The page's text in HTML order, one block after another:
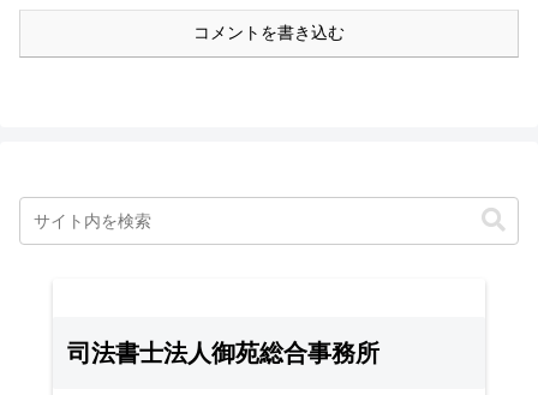
コメントを書き込む
司法書士法人御苑総合事務所